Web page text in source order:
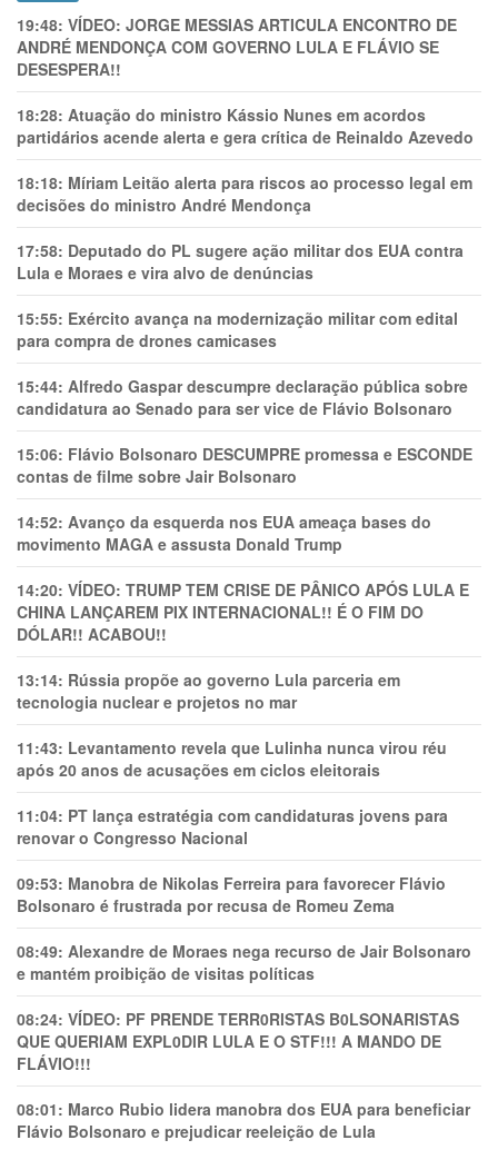
19:48: VÍDEO: JORGE MESSIAS ARTICULA ENCONTRO DE
ANDRÉ MENDONÇA COM GOVERNO LULA E FLÁVIO SE
DESESPERA!!
18:28: Atuação do ministro Kássio Nunes em acordos
partidários acende alerta e gera crítica de Reinaldo Azevedo
18:18: Míriam Leitão alerta para riscos ao processo legal em
decisões do ministro André Mendonça
17:58: Deputado do PL sugere ação militar dos EUA contra
Lula e Moraes e vira alvo de denúncias
15:55: Exército avança na modernização militar com edital
para compra de drones camicases
15:44: Alfredo Gaspar descumpre declaração pública sobre
candidatura ao Senado para ser vice de Flávio Bolsonaro
15:06: Flávio Bolsonaro DESCUMPRE promessa e ESCONDE
contas de filme sobre Jair Bolsonaro
14:52: Avanço da esquerda nos EUA ameaça bases do
movimento MAGA e assusta Donald Trump
14:20: VÍDEO: TRUMP TEM CRlSE DE PÂNlCO APÓS LULA E
CHINA LANÇAREM PIX INTERNACIONAL!! É O FIM DO
DÓLAR!! ACABOU!!
13:14: Rússia propõe ao governo Lula parceria em
tecnologia nuclear e projetos no mar
11:43: Levantamento revela que Lulinha nunca virou réu
após 20 anos de acusações em ciclos eleitorais
11:04: PT lança estratégia com candidaturas jovens para
renovar o Congresso Nacional
09:53: Manobra de Nikolas Ferreira para favorecer Flávio
Bolsonaro é frustrada por recusa de Romeu Zema
08:49: Alexandre de Moraes nega recurso de Jair Bolsonaro
e mantém proibição de visitas políticas
08:24: VÍDEO: PF PRENDE TERR0RlSTAS B0LSONARlSTAS
QUE QUERIAM EXPL0DlR LULA E O STF!!! A MANDO DE
FLÁVIO!!!
08:01: Marco Rubio lidera manobra dos EUA para beneficiar
Flávio Bolsonaro e prejudicar reeleição de Lula